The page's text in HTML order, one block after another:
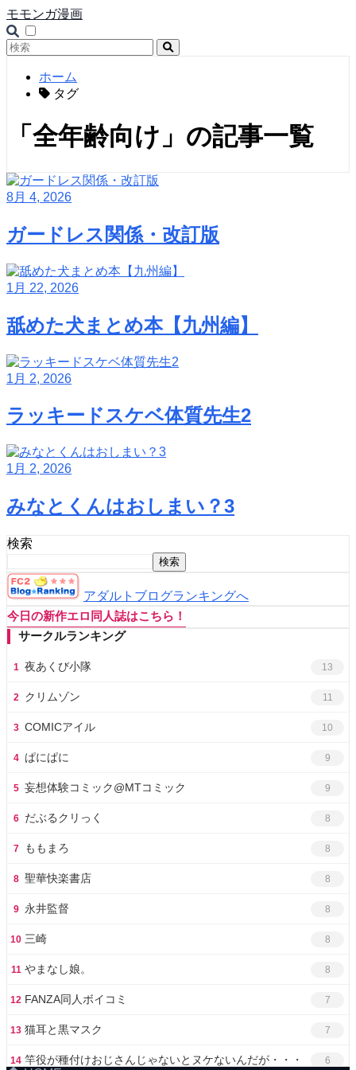
モモンガ漫画
ホーム
タグ
「全年齢向け」の記事一覧
8月 4, 2026
ガードレス関係・改訂版
1月 22, 2026
舐めた犬まとめ本【九州編】
1月 2, 2026
ラッキードスケベ体質先生2
1月 2, 2026
みなとくんはおしまい？3
検索
検索
アダルトブログランキングへ
今日の新作エロ同人誌はこちら！
サークルランキング
1 夜あくび小隊 13
2 クリムゾン 11
3 COMICアイル 10
4 ぱにぱに 9
5 妄想体験コミック@MTコミック 9
6 だぶるクリっく 8
7 ももまろ 8
8 聖華快楽書店 8
9 永井監督 8
10 三崎 8
11 やまなし娘。 8
12 FANZA同人ボイコミ 7
13 猫耳と黒マスク 7
14 竿役が種付けおじさんじゃないとヌケないんだが・・・ 6